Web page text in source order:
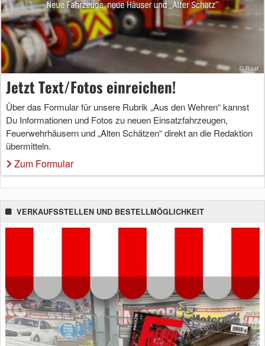
Jetzt Text/Fotos einreichen!
Über das Formular für unsere Rubrik „Aus den Wehren“ kannst
Du Informationen und Fotos zu neuen Einsatzfahrzeugen,
Feuerwehrhäusern und „Alten Schätzen“ direkt an die Redaktion
übermitteln.
Zum Formular
VERKAUFSSTELLEN UND BESTELLMÖGLICHKEIT